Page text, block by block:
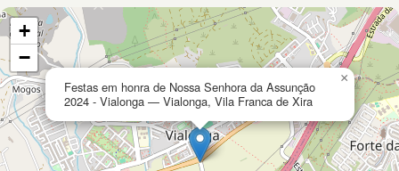
Festas em honra de Nossa Senhora da Assunção
2024 - Vialonga — Vialonga, Vila Franca de Xira
×
+
−